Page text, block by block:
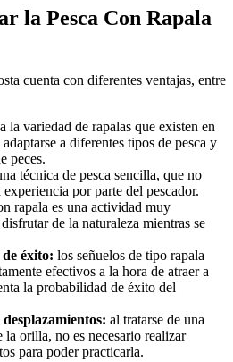
la Pesca Con Rapala
cuenta con diferentes ventajas, entre
la variedad de rapalas que existen en
a diferentes tipos de pesca y
peces.
técnica de pesca sencilla, que no
por parte del pescador.
rapala es una actividad muy
de la naturaleza mientras se
éxito: los señuelos de tipo rapala
efectivos a la hora de atraer a
la probabilidad de éxito del
al tratarse de una
la orilla, no es necesario realizar
para poder practicarla.